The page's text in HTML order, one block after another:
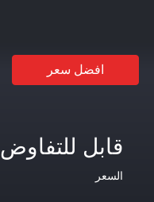
افضل سعر
قابل للتفاوض
السعر